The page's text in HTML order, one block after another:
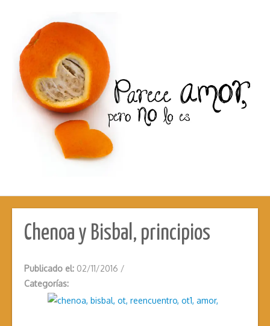
Chenoa y Bisbal, principios
Publicado el: 02/11/2016 /
Categorías: